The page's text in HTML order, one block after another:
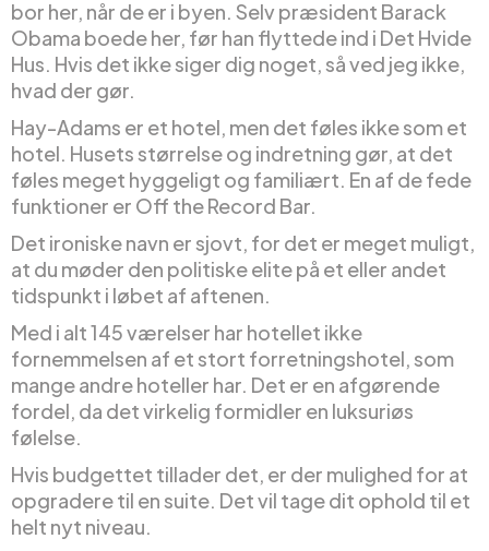
bor her, når de er i byen. Selv præsident Barack
Obama boede her, før han flyttede ind i Det Hvide
Hus. Hvis det ikke siger dig noget, så ved jeg ikke,
hvad der gør.
Hay-Adams er et hotel, men det føles ikke som et
hotel. Husets størrelse og indretning gør, at det
føles meget hyggeligt og familiært. En af de fede
funktioner er Off the Record Bar.
Det ironiske navn er sjovt, for det er meget muligt,
at du møder den politiske elite på et eller andet
tidspunkt i løbet af aftenen.
Med i alt 145 værelser har hotellet ikke
fornemmelsen af et stort forretningshotel, som
mange andre hoteller har. Det er en afgørende
fordel, da det virkelig formidler en luksuriøs
følelse.
Hvis budgettet tillader det, er der mulighed for at
opgradere til en suite. Det vil tage dit ophold til et
helt nyt niveau.